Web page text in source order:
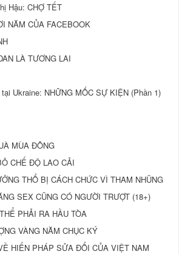
Hậu: CHỢ TẾT
NĂM CỦA FACEBOOK
LÀ TƯƠNG LAI
Ukraine: NHỮNG MỐC SỰ KIỆN (Phần 1)
MÙA ĐÔNG
CHẾ ĐỘ LAO CẢI
THỔ BỊ CÁCH CHỨC VÌ THAM NHŨNG
SEX CŨNG CÓ NGƯỜI TRƯỢT (18+)
PHẢI RA HẦU TÒA
VÀNG NĂM CHỤC KÝ
HIẾN PHÁP SỬA ĐỔI CỦA VIỆT NAM